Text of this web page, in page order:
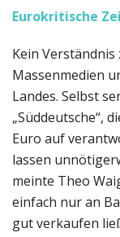
Eurokritische
Kein
Massenmedien
Landes. Selbst
„Süddeutsche“,
Euro auf
lassen
meinte Theo
einfach nur an
gut verkaufen